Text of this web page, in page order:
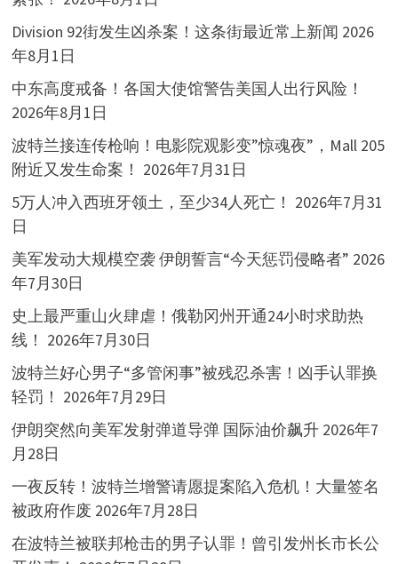
Division 92街发生凶杀案！这条街最近常上新闻 2026
年8月1日
中东高度戒备！各国大使馆警告美国人出行风险！
2026年8月1日
波特兰接连传枪响！电影院观影变”惊魂夜”，Mall 205
附近又发生命案！ 2026年7月31日
5万人冲入西班牙领土，至少34人死亡！ 2026年7月31
日
美军发动大规模空袭 伊朗誓言“今天惩罚侵略者” 2026
年7月30日
史上最严重山火肆虐！俄勒冈州开通24小时求助热
线！ 2026年7月30日
波特兰好心男子“多管闲事”被残忍杀害！凶手认罪换
轻罚！ 2026年7月29日
伊朗突然向美军发射弹道导弹 国际油价飙升 2026年7
月28日
一夜反转！波特兰增警请愿提案陷入危机！大量签名
被政府作废 2026年7月28日
在波特兰被联邦枪击的男子认罪！曾引发州长市长公